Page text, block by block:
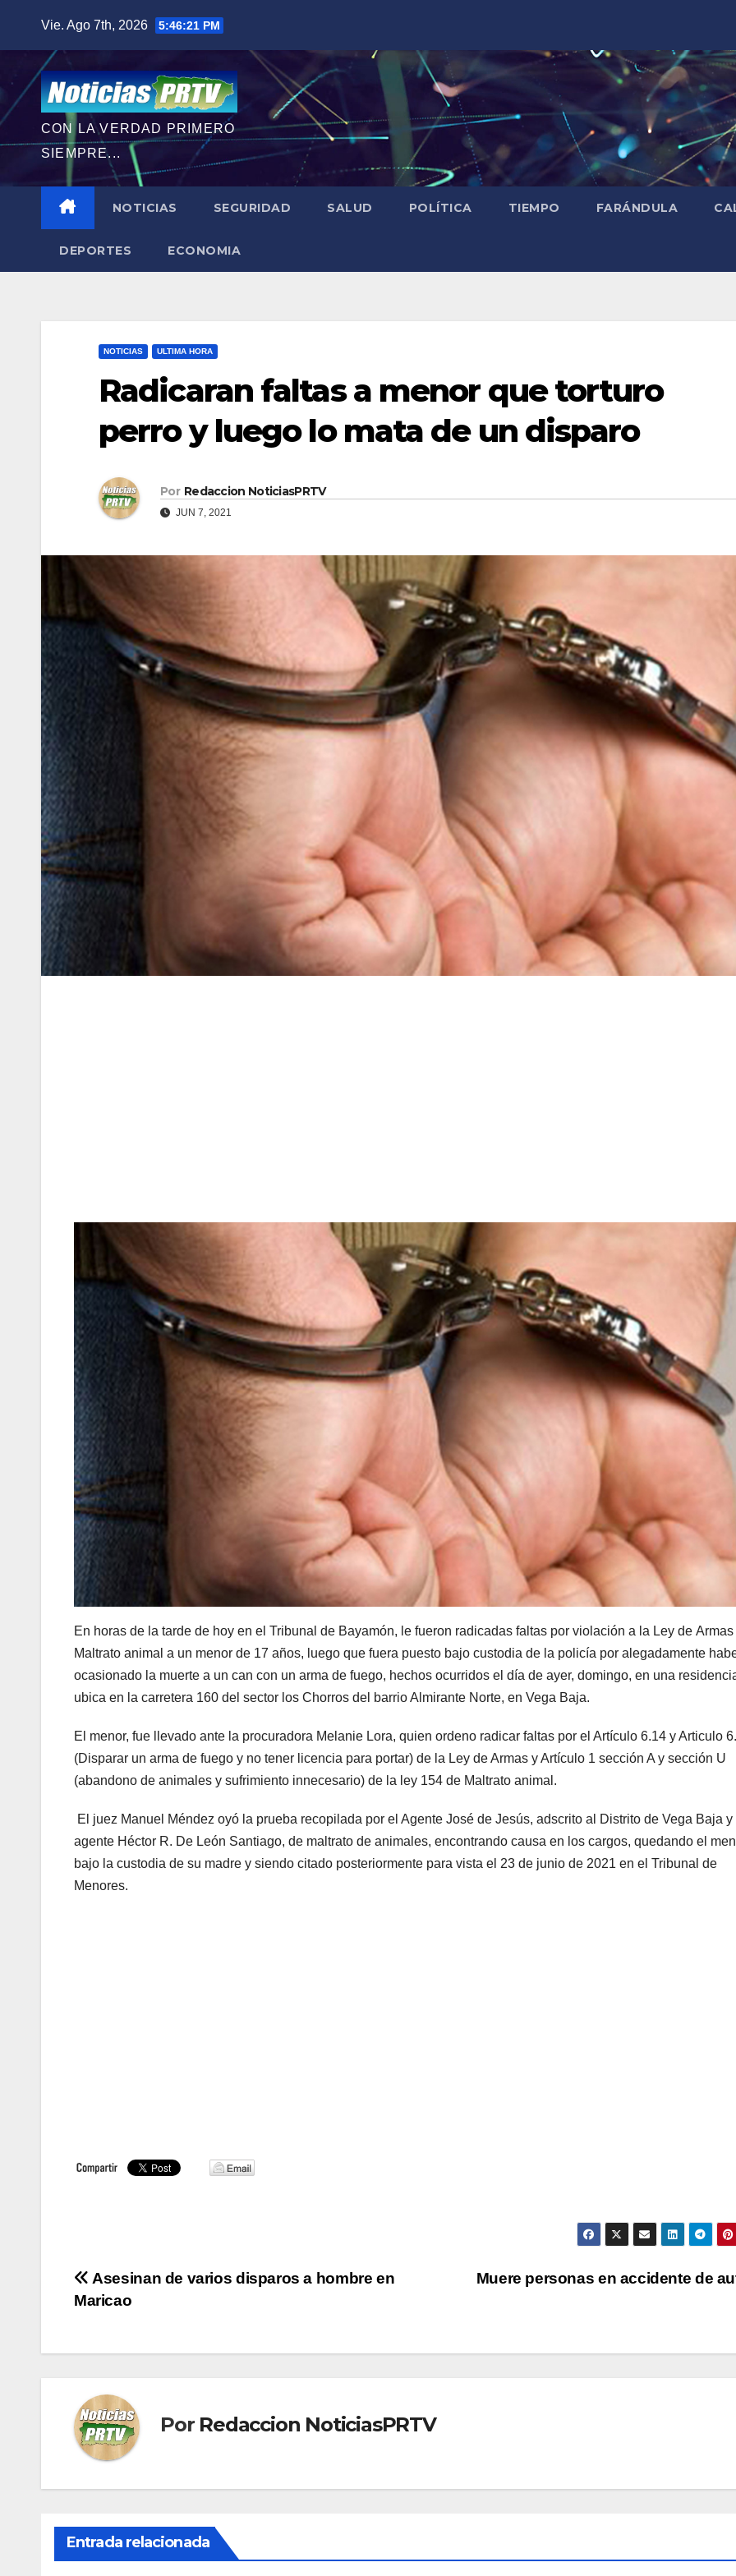
contenido
Vie. Ago 7th, 2026 5:46:23 PM
CON LA VERDAD PRIMERO
SIEMPRE...
NOTICIAS SEGURIDAD SALUD POLÍTICA TIEMPO FARÁNDULA
DEPORTES ECONOMIA
NOTICIAS ULTIMA HORA
Radicaran faltas a menor que torturo
perro y luego lo mata de un disparo
Por Redaccion NoticiasPRTV
JUN 7, 2021
En horas de la tarde de hoy en el Tribunal de Bayamón, le fueron radicadas faltas por violación a la Ley de Armas
Maltrato animal a un menor de 17 años, luego que fuera puesto bajo custodia de la policía por alegadamente
ocasionado la muerte a un can con un arma de fuego, hechos ocurridos el día de ayer, domingo, en una
ubica en la carretera 160 del sector los Chorros del barrio Almirante Norte, en Vega Baja.
El menor, fue llevado ante la procuradora Melanie Lora, quien ordeno radicar faltas por el Artículo 6.14 y Articulo
(Disparar un arma de fuego y no tener licencia para portar) de la Ley de Armas y Artículo 1 sección A y sección U
(abandono de animales y sufrimiento innecesario) de la ley 154 de Maltrato animal.
El juez Manuel Méndez oyó la prueba recopilada por el Agente José de Jesús, adscrito al Distrito de Vega Baja y
agente Héctor R. De León Santiago, de maltrato de animales, encontrando causa en los cargos, quedando el
bajo la custodia de su madre y siendo citado posteriormente para vista el 23 de junio de 2021 en el Tribunal de
Menores.
Navegación
entradas
Muere personas en accidente de
Asesinan de varios disparos a hombre en
Maricao
Por Redaccion NoticiasPRTV
Entrada relacionada